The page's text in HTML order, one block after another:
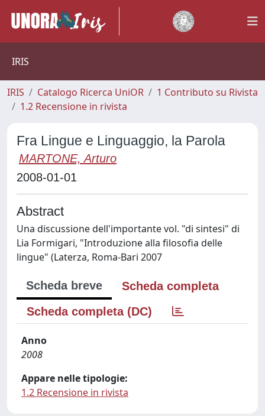
IRIS
IRIS Catalogo Ricerca UniOR
1 Contributo su Rivista
1.2 Recensione in rivista
Fra Lingue e Linguaggio, la Parola
MARTONE, Arturo
2008-01-01
Abstract
Una discussione dell'importante vol. "di sintesi" di
Lia Formigari, "Introduzione alla filosofia delle
lingue" (Laterza, Roma-Bari 2007
Scheda breve
Scheda completa
Scheda completa (DC)
Anno
2008
Appare nelle tipologie:
1.2 Recensione in rivista